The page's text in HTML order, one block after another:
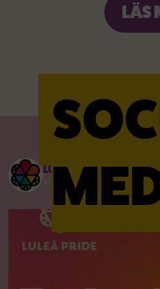
LÄS
LULEAPRIDE
Vi ses 17-23 Augusti 2026!